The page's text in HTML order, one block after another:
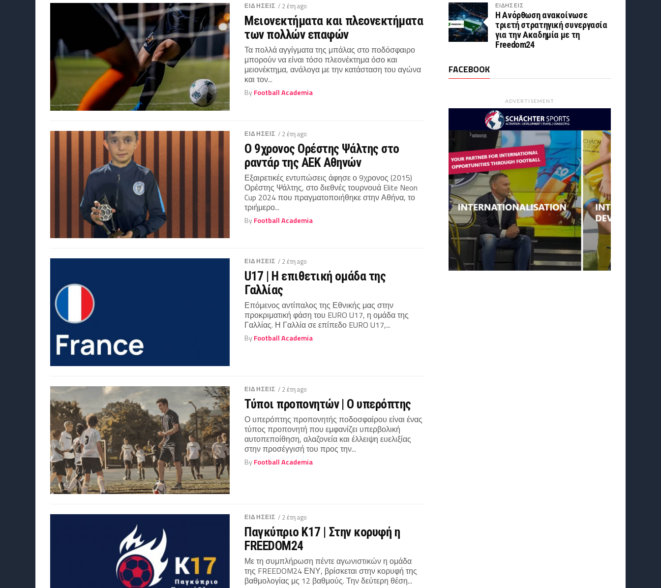
ΕΙΔΗΣΕΙΣ / 2 έτη ago
Μειονεκτήματα και πλεονεκτήματα
των πολλών επαφών
Τα πολλά αγγίγματα της μπάλας στο ποδόσφαιρο
μπορούν να είναι τόσο πλεονέκτημα όσο και
μειονέκτημα, ανάλογα με την κατάσταση του αγώνα
και τον...
ByFootball Academia
ΕΙΔΗΣΕΙΣ / 2 έτη ago
Ο 9χρονος Ορέστης Ψάλτης στο
ραντάρ της ΑΕΚ Αθηνών
Εξαιρετικές εντυπώσεις άφησε ο 9χρονος (2015)
Ορέστης Ψάλτης, στο διεθνές τουρνουά Elite Neon
Cup 2024 που πραγματοποιήθηκε στην Αθήνα, το
τριήμερο...
ByFootball Academia
ΕΙΔΗΣΕΙΣ / 2 έτη ago
U17 | Η επιθετική ομάδα της
Γαλλίας
Επόμενος αντίπαλος της Εθνικής μας στην
προκριματική φάση του EURO U17, η ομάδα της
Γαλλίας. Η Γαλλία σε επίπεδο EURO U17,...
ByFootball Academia
ΕΙΔΗΣΕΙΣ / 2 έτη ago
Τύποι προπονητών | Ο υπερόπτης
Ο υπερόπτης προπονητής ποδοσφαίρου είναι ένας
τύπος προπονητή που εμφανίζει υπερβολική
αυτοπεποίθηση, αλαζονεία και έλλειψη ευελιξίας
στην προσέγγισή του προς την...
ByFootball Academia
ΕΙΔΗΣΕΙΣ / 2 έτη ago
Παγκύπριο Κ17 | Στην κορυφή η
FREEDOM24
Με τη συμπλήρωση πέντε αγωνιστικών η ομάδα
της FREEDOM24 ΕΝΥ, βρίσκεται στην κορυφή της
βαθμολογίας μς 12 βαθμούς. Την δεύτερη θέση...
ΕΙΔΗΣΕΙΣ
Η Ανόρθωση ανακοίνωσε
τριετή στρατηγική συνεργασία
για την Ακαδημία με τη
Freedom24
FACEBOOK
ADVERTISEMENT